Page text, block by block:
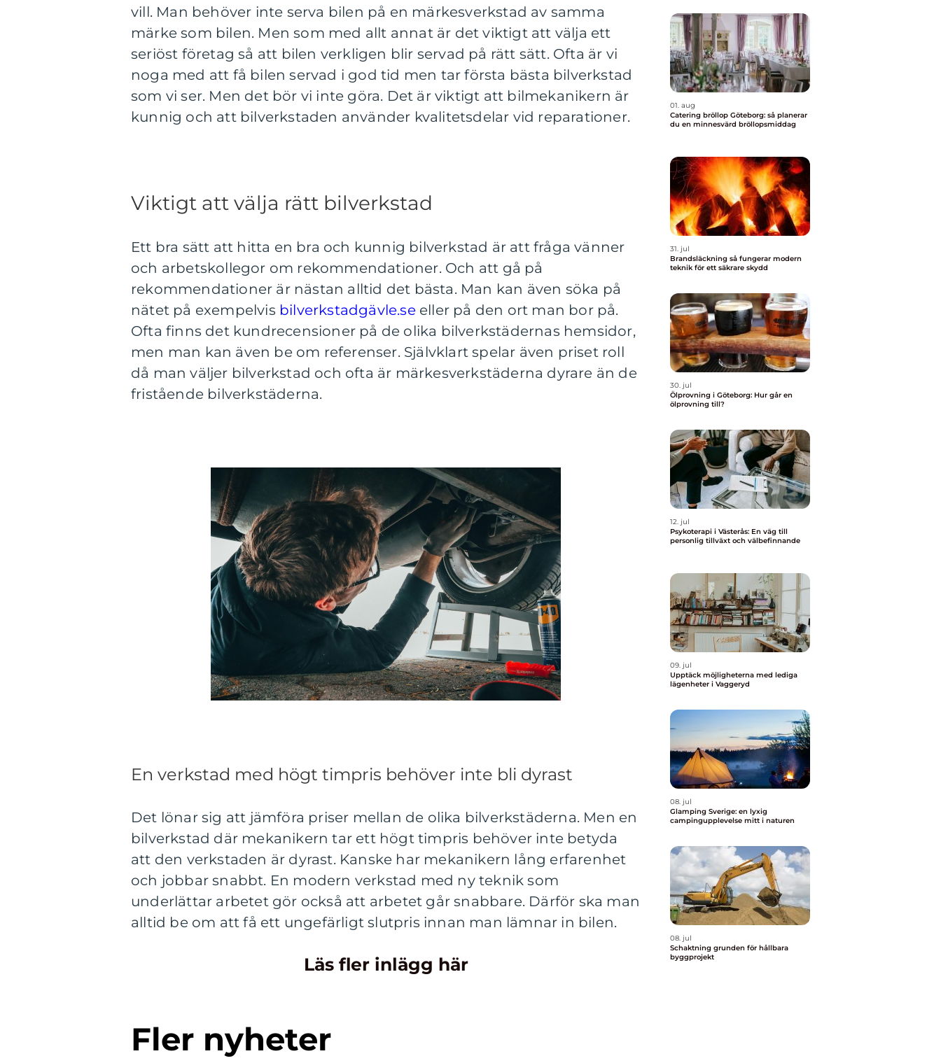
vill. Man behöver inte serva bilen på en märkesverkstad av samma
märke som bilen. Men som med allt annat är det viktigt att välja ett
seriöst företag så att bilen verkligen blir servad på rätt sätt. Ofta är vi
noga med att få bilen servad i god tid men tar första bästa bilverkstad
som vi ser. Men det bör vi inte göra. Det är viktigt att bilmekanikern är
kunnig och att bilverkstaden använder kvalitetsdelar vid reparationer.
Viktigt att välja rätt bilverkstad
Ett bra sätt att hitta en bra och kunnig bilverkstad är att fråga vänner
och arbetskollegor om rekommendationer. Och att gå på
rekommendationer är nästan alltid det bästa. Man kan även söka på
nätet på exempelvis bilverkstadgävle.seeller på den ort man bor på.
Ofta finns det kundrecensioner på de olika bilverkstädernas hemsidor,
men man kan även be om referenser. Självklart spelar även priset roll
då man väljer bilverkstad och ofta är märkesverkstäderna dyrare än de
fristående bilverkstäderna.
En verkstad med högt timpris behöver inte bli dyrast
Det lönar sig att jämföra priser mellan de olika bilverkstäderna. Men en
bilverkstad där mekanikern tar ett högt timpris behöver inte betyda
att den verkstaden är dyrast. Kanske har mekanikern lång erfarenhet
och jobbar snabbt. En modern verkstad med ny teknik som
underlättar arbetet gör också att arbetet går snabbare. Därför ska man
alltid be om att få ett ungefärligt slutpris innan man lämnar in bilen.
Läs fler inlägg här
Fler nyheter
01. aug
Catering bröllop Göteborg: så planerar
du en minnesvärd bröllopsmiddag
31. jul
Brandsläckning så fungerar modern
teknik för ett säkrare skydd
30. jul
Ölprovning i Göteborg: Hur går en
ölprovning till?
12. jul
Psykoterapi i Västerås: En väg till
personlig tillväxt och välbefinnande
09. jul
Upptäck möjligheterna med lediga
lägenheter i Vaggeryd
08. jul
Glamping Sverige: en lyxig
campingupplevelse mitt i naturen
08. jul
Schaktning grunden för hållbara
byggprojekt